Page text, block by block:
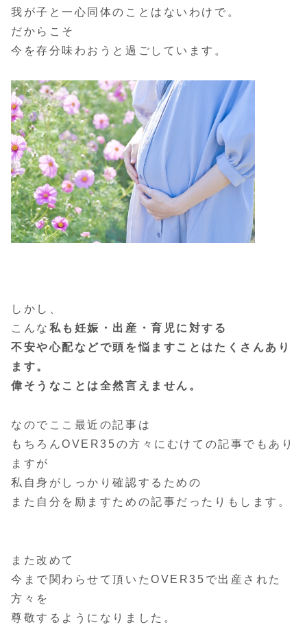
我が子と一心同体のことはないわけで。
だからこそ
今を存分味わおうと過ごしています。
しかし、
こんな 私も妊娠・出産・育児に対する
不安や心配などで頭を悩ますことはたくさんあり
ます。
偉そうなことは全然言えません。
なのでここ最近の記事は
もちろんOVER35の方々にむけての記事でもあり
ますが
私自身がしっかり確認するための
また自分を励ますための記事だったりもします。
また改めて
今まで関わらせて頂いたOVER35で出産された
方々を
尊敬するようになりました。